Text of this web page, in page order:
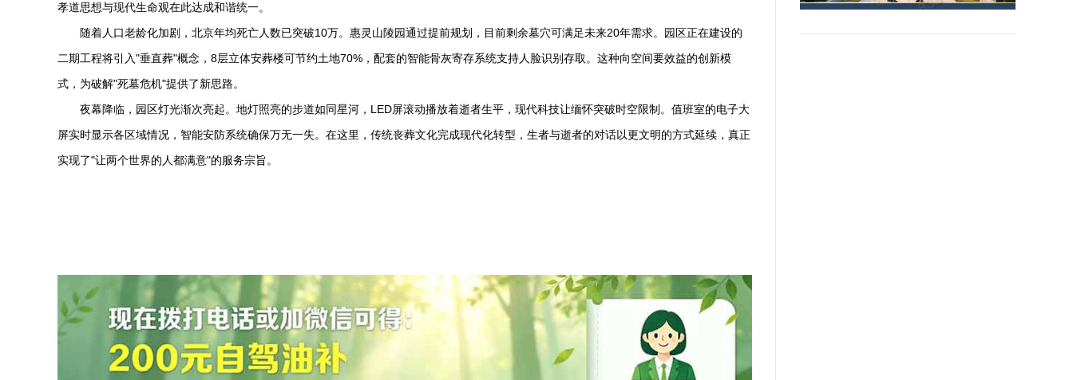
孝道思想与现代生命观在此达成和谐统一。
随着人口老龄化加剧，北京年均死亡人数已突破10万。 惠灵山陵园通过提前规划，目前剩余墓穴可满足未来20年需求。园区正在建设的
二期工程将引入"垂直葬"概念，8层立体安葬楼可节约土地70%，配套的智能骨灰寄存系统支持人脸识别存取。这种向空间要效益的创新模
式，为破解"死墓危机"提供了新思路。
夜幕降临，园区灯光渐次亮起。地灯照亮的步道如同星河，LED屏滚动播放着逝者生平，现代科技让缅怀突破时空限制。值班室的电子大
屏实时显示各区域情况，智能安防系统确保万无一失。在这里，传统丧葬文化完成现代化转型，生者与逝者的对话以更文明的方式延续，真正
实现了"让两个世界的人都满意"的服务宗旨。